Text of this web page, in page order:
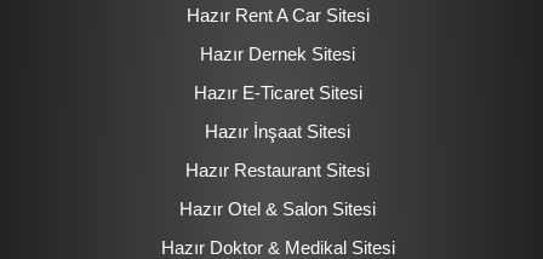
Hazır Rent A Car Sitesi
Hazır Dernek Sitesi
Hazır E-Ticaret Sitesi
Hazır İnşaat Sitesi
Hazır Restaurant Sitesi
Hazır Otel & Salon Sitesi
Hazır Doktor & Medikal Sitesi